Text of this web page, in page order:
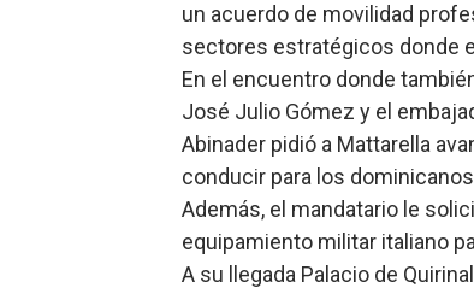
un acuerdo de movilidad
sectores estratégicos donde
En el encuentro donde
José Julio Gómez y el
Abinader pidió a Mattarella
conducir para los
Además, el mandatario le
equipamiento militar italiano
A su llegada Palacio de